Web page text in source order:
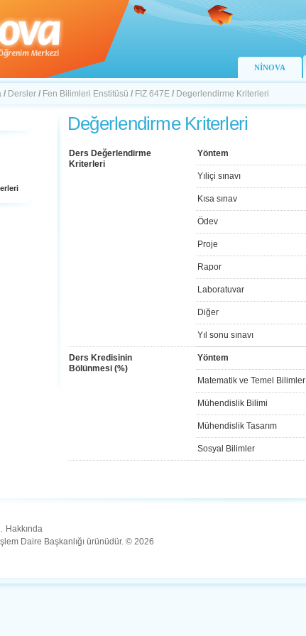
NİNOVA
/ Dersler / Fen Bilimleri Enstitüsü / FIZ 647E / Degerlendirme Kriterleri
Değerlendirme Kriterleri
Ders Değerlendirme
Kriterleri
Yöntem
Yıliçi sınavı
Kısa sınav
Ödev
Proje
Rapor
Laboratuvar
Diğer
Yıl sonu sınavı
Ders Kredisinin
Bölünmesi (%)
Yöntem
Matematik ve Temel Bilimler
Mühendislik Bilimi
Mühendislik Tasarım
Sosyal Bilimler
. Hakkında
Daire Başkanlığı ürünüdür. © 2026